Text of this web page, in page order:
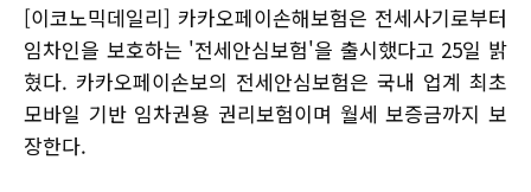
[이코노믹데일리] 카카오페이손해보험은 전세사기로부터
임차인을 보호하는 '전세안심보험'을 출시했다고 25일 밝
혔다. 카카오페이손보의 전세안심보험은 국내 업계 최초
모바일 기반 임차권용 권리보험이며 월세 보증금까지 보
장한다.